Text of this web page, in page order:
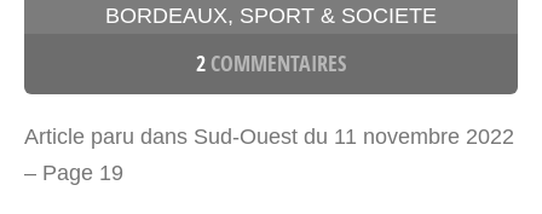
BORDEAUX, SPORT & SOCIETE
2 COMMENTAIRES
Article paru dans Sud-Ouest du 11 novembre 2022
– Page 19